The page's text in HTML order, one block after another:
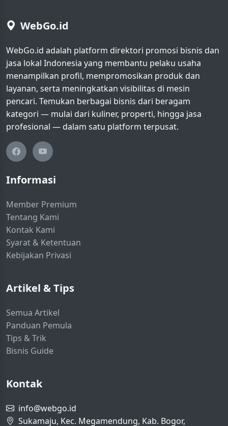
WebGo.id
WebGo.id adalah platform direktori promosi bisnis dan
jasa lokal Indonesia yang membantu pelaku usaha
menampilkan profil, mempromosikan produk dan
layanan, serta meningkatkan visibilitas di mesin
pencari. Temukan berbagai bisnis dari beragam
kategori — mulai dari kuliner, properti, hingga jasa
profesional — dalam satu platform terpusat.
Informasi
Member Premium
Tentang Kami
Kontak Kami
Syarat & Ketentuan
Kebijakan Privasi
Artikel & Tips
Semua Artikel
Panduan Pemula
Tips & Trik
Bisnis Guide
Kontak
info@webgo.id
Sukamaju, Kec. Megamendung, Kab. Bogor,